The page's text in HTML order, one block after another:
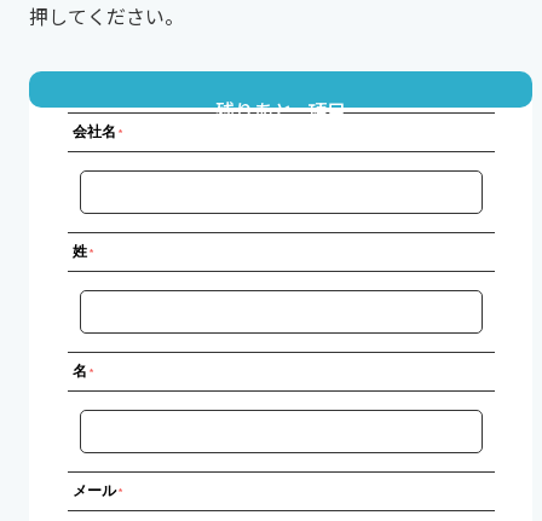
押してください。
残りあと 項目